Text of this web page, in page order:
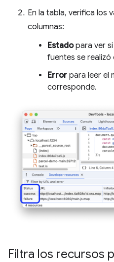
En la tabla, verifica los
columnas:
Estadopara ver
fuentes se
Error para leer el
corresponde.
Filtra los recursos